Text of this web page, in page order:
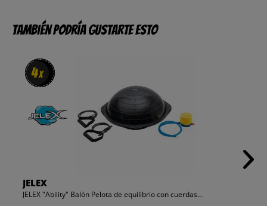
También podría gustarte esto
4x
4x
JELEX
JELEX "Ability" Balón Pelota de equilibrio con cuerdas...